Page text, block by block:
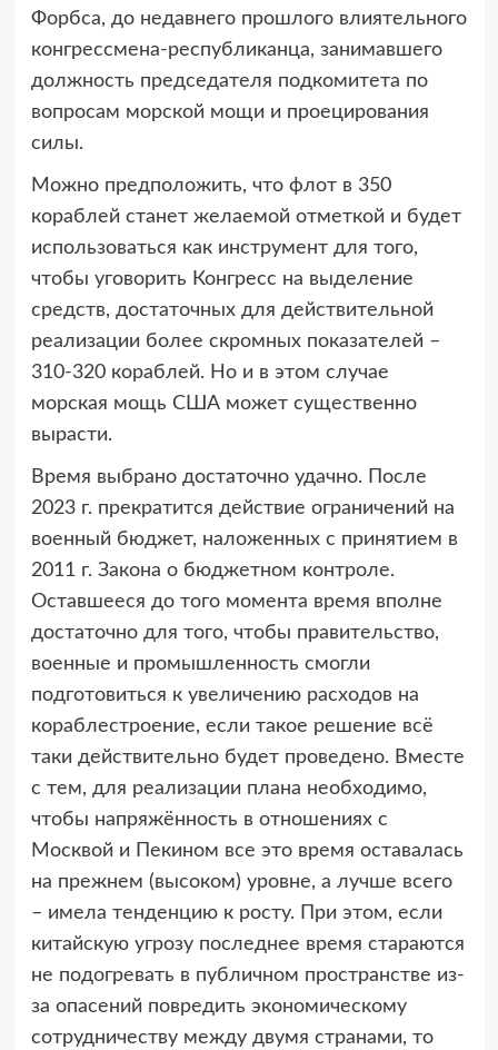
Форбса, до недавнего прошлого влиятельного
конгрессмена-республиканца, занимавшего
должность председателя подкомитета по
вопросам морской мощи и проецирования
силы.
Можно предположить, что флот в 350
кораблей станет желаемой отметкой и будет
использоваться как инструмент для того,
чтобы уговорить Конгресс на выделение
средств, достаточных для действительной
реализации более скромных показателей –
310-320 кораблей. Но и в этом случае
морская мощь США может существенно
вырасти.
Время выбрано достаточно удачно. После
2023 г. прекратится действие ограничений на
военный бюджет, наложенных с принятием в
2011 г. Закона о бюджетном контроле.
Оставшееся до того момента время вполне
достаточно для того, чтобы правительство,
военные и промышленность смогли
подготовиться к увеличению расходов на
кораблестроение, если такое решение всё
таки действительно будет проведено. Вместе
с тем, для реализации плана необходимо,
чтобы напряжённость в отношениях с
Москвой и Пекином все это время оставалась
на прежнем (высоком) уровне, а лучше всего
– имела тенденцию к росту. При этом, если
китайскую угрозу последнее время стараются
не подогревать в публичном пространстве из-
за опасений повредить экономическому
сотрудничеству между двумя странами, то